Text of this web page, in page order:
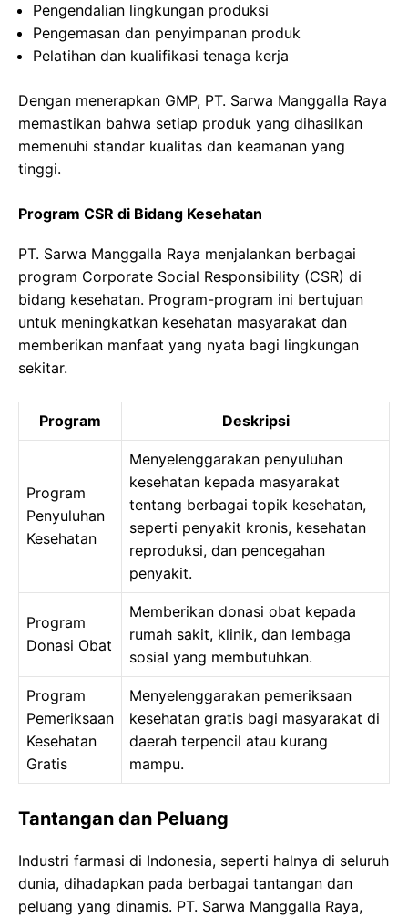
Pengendalian lingkungan produksi
Pengemasan dan penyimpanan produk
Pelatihan dan kualifikasi tenaga kerja
Dengan menerapkan GMP, PT. Sarwa Manggalla Raya
memastikan bahwa setiap produk yang dihasilkan
memenuhi standar kualitas dan keamanan yang
tinggi.
Program CSR di Bidang Kesehatan
PT. Sarwa Manggalla Raya menjalankan berbagai
program Corporate Social Responsibility (CSR) di
bidang kesehatan. Program-program ini bertujuan
untuk meningkatkan kesehatan masyarakat dan
memberikan manfaat yang nyata bagi lingkungan
sekitar.
Program Deskripsi
Program
Penyuluhan
Kesehatan
Menyelenggarakan penyuluhan
kesehatan kepada masyarakat
tentang berbagai topik kesehatan,
seperti penyakit kronis, kesehatan
reproduksi, dan pencegahan
penyakit.
Program
Donasi Obat
Memberikan donasi obat kepada
rumah sakit, klinik, dan lembaga
sosial yang membutuhkan.
Program
Pemeriksaan
Kesehatan
Gratis
Menyelenggarakan pemeriksaan
kesehatan gratis bagi masyarakat di
daerah terpencil atau kurang
mampu.
Tantangan dan Peluang
Industri farmasi di Indonesia, seperti halnya di seluruh
dunia, dihadapkan pada berbagai tantangan dan
peluang yang dinamis. PT. Sarwa Manggalla Raya,